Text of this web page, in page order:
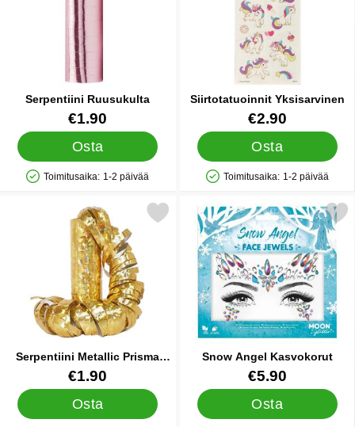
Serpentiini Ruusukulta
Tuote.nro 33070
€1.90
Osta
Saatavuus: Varastossa
Toimitusaika: 1-2 päivää
Siirtotatuoinnit Yksisarvinen
Tuote.nro 26264
€2.90
Osta
Saatavuus: Varastossa
Toimitusaika: 1-2 päivää
Serpentiini Metallic Prisma
Kulta
Tuote.nro 9764€1.90
Osta
Merkitse serpentiini Metallic Prisma Kulta suosikiksi
Snow Angel Kasvokorut
Tuote.nro 24411
€5.90
Osta
Merkitse snow Angel